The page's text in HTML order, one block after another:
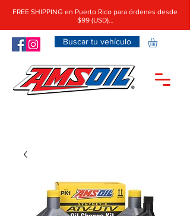
Buscar tu vehículo
FREE SHIPPING en Puerto Rico para órdenes desde
$99 (USD)…